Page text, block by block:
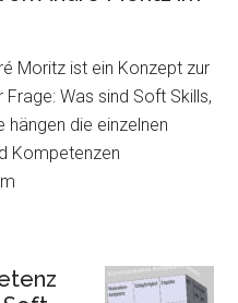
Moritz ist ein Konzept zur
Frage: Was sind Soft Skills,
hängen die einzelnen
Kompetenzen